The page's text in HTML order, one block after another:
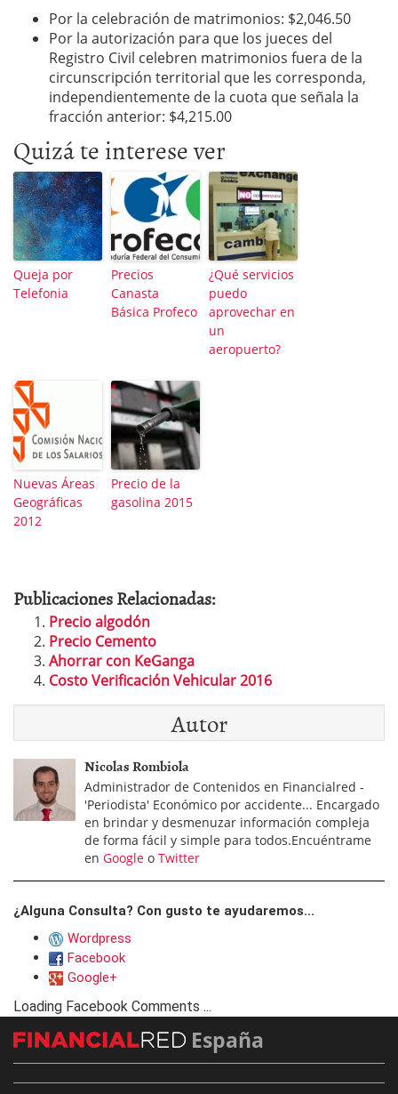
Por la celebración de matrimonios: $2,046.50
Por la autorización para que los jueces del
Registro Civil celebren matrimonios fuera de la
circunscripción territorial que les corresponda,
independientemente de la cuota que señala la
fracción anterior: $4,215.00
Quizá te interese ver
Queja por
Telefonia
Precios
Canasta
Básica Profeco
¿Qué servicios
puedo
aprovechar en
un
aeropuerto?
Nuevas Áreas
Geográficas
2012
Precio de la
gasolina 2015
Publicaciones Relacionadas:
Precio algodón
Precio Cemento
Ahorrar con KeGanga
Costo Verificación Vehicular 2016
Autor
Nicolas Rombiola
Administrador de Contenidos en Financialred -
'Periodista' Económico por accidente... Encargado
en brindar y desmenuzar información compleja
de forma fácil y simple para todos.Encuéntrame
en Google o Twitter
¿Alguna Consulta? Con gusto te ayudaremos...
Wordpress
Facebook
Google+
Loading Facebook Comments ...
España